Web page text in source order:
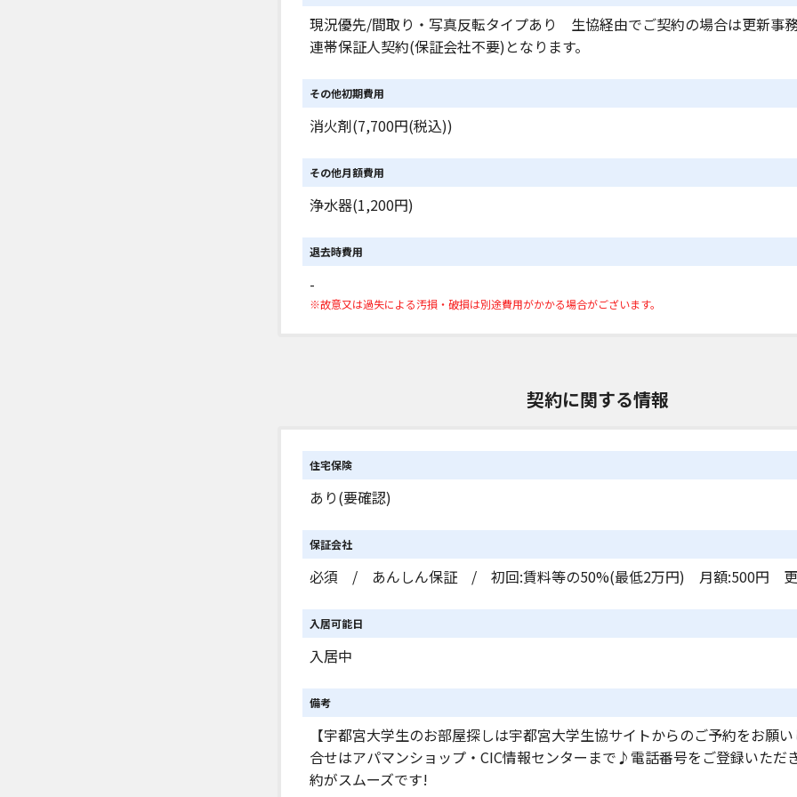
現況優先/間取り・写真反転タイプあり 生協経由でご契約の場合は更新事務
連帯保証人契約(保証会社不要)となります。
その他初期費用
消火剤(7,700円(税込))
その他月額費用
浄水器(1,200円)
退去時費用
-
※故意又は過失による汚損・破損は別途費用がかかる場合がございます。
契約に関する情報
住宅保険
あり(要確認)
保証会社
必須 / あんしん保証 / 初回:賃料等の50%(最低2万円) 月額:500円 更
入居可能日
入居中
備考
【宇都宮大学生のお部屋探しは宇都宮大学生協サイトからのご予約をお願
合せはアパマンショップ・CIC情報センターまで♪電話番号をご登録いただ
約がスムーズです!